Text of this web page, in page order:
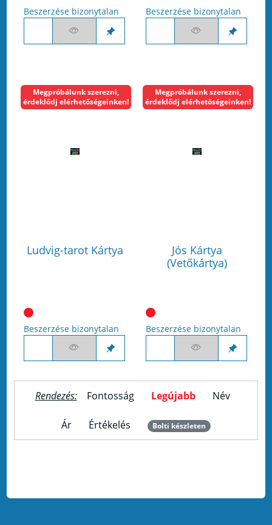
Beszerzése bizonytalan Beszerzése bizonytalan
Ludvig-tarot Kártya
Megpróbálunk szerezni,
érdeklődj elérhetőségeinken!
Beszerzése bizonytalan
Jós Kártya
(Vetőkártya)
Megpróbálunk szerezni,
érdeklődj elérhetőségeinken!
Beszerzése bizonytalan
Rendezés: Fontosság Legújabb Név
Ár Értékelés Bolti készleten